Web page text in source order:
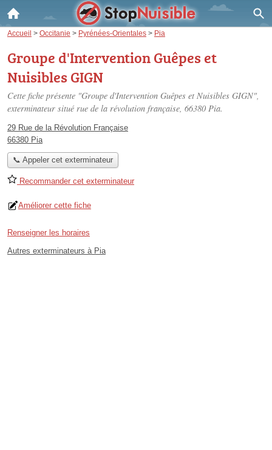
Accueil > Occitanie > Pyrénées-Orientales > Pia
Groupe d'Intervention Guêpes et
Nuisibles GIGN
Cette fiche présente "Groupe d'Intervention Guêpes et Nuisibles GIGN",
exterminateur situé rue de la révolution française, 66380 Pia.
29 Rue de la Révolution Française
66380 Pia
📞 Appeler cet exterminateur
Recommander cet exterminateur
Améliorer cette fiche
Renseigner les horaires
Autres exterminateurs à Pia